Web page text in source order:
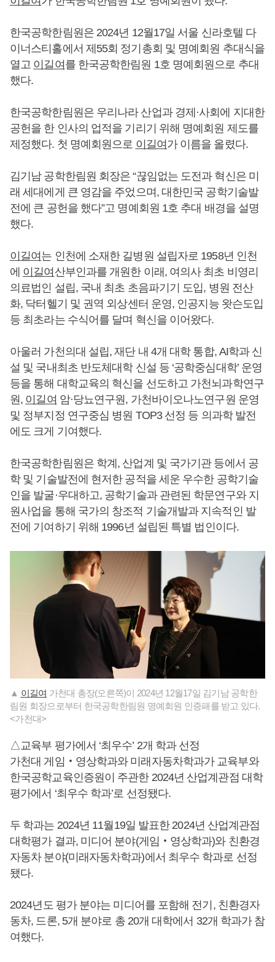
한국공학한림원은 2024년 12월17일 서울 신라호텔 다
이너스티홀에서 제55회 정기총회 및 명예회원 추대식을
열고 이길여 를 한국공학한림원 1호 명예회원으로 추대
했다.
한국공학한림원은 우리나라 산업과 경제·사회에 지대한
공헌을 한 인사의 업적을 기리기 위해 명예회원 제도를
제정했다. 첫 명예회원으로 이길여 가 이름을 올렸다.
김기남 공학한림원 회장은 “끊임없는 도전과 혁신은 미
래 세대에게 큰 영감을 주었으며, 대한민국 공학기술발
전에 큰 공헌을 했다”고 명예회원 1호 추대 배경을 설명
했다.
이길여 는 인천에 소재한 길병원 설립자로 1958년 인천
에 이길여 산부인과를 개원한 이래, 여의사 최초 비영리
의료법인 설립, 국내 최초 초음파기기 도입, 병원 전산
화, 닥터헬기 및 권역 외상센터 운영, 인공지능 왓슨도입
등 최초라는 수식어를 달며 혁신을 이어왔다.
아울러 가천의대 설립, 재단 내 4개 대학 통합, AI학과 신
설 및 국내최초 반도체대학 신설 등 ‘공학중심대학’ 운영
등을 통해 대학교육의 혁신을 선도하고 가천뇌과학연구
원, 이길여 암·당뇨연구원, 가천바이오나노연구원 운영
및 정부지정 연구중심 병원 TOP3 선정 등 의과학 발전
에도 크게 기여했다.
한국공학한림원은 학계, 산업계 및 국가기관 등에서 공
학 및 기술발전에 현저한 공적을 세운 우수한 공학기술
인을 발굴·우대하고, 공학기술과 관련된 학문연구와 지
원사업을 통해 국가의 창조적 기술개발과 지속적인 발
전에 기여하기 위해 1996년 설립된 특별 법인이다.
▲ 이길여 가천대 총장(오른쪽)이 2024년 12월17일 김기남 공학한
림원 회장으로부터 한국공학한림원 명예회원 인증패를 받고 있다.
<가천대>
△교육부 평가에서 ‘최우수’ 2개 학과 선정
가천대 게임‧영상학과와 미래자동차학과가 교육부와
한국공학교육인증원이 주관한 2024년 산업계관점 대학
평가에서 ‘최우수 학과’로 선정됐다.
두 학과는 2024년 11월19일 발표한 2024년 산업계관점
대학평가 결과, 미디어 분야(게임‧영상학과)와 친환경
자동차 분야(미래자동차학과)에서 최우수 학과로 선정
됐다.
2024년도 평가 분야는 미디어를 포함해 전기, 친환경자
동차, 드론, 5개 분야로 총 20개 대학에서 32개 학과가 참
여했다.